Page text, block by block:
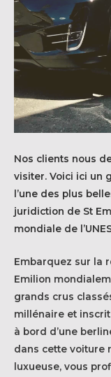
Nos clients nous
visiter. Voici ici un
l’une des plus
juridiction de St
mondiale de
Embarquez sur la
Emilion
grands crus
millénaire et
à bord d’une
dans cette voiture
luxueuse, vous